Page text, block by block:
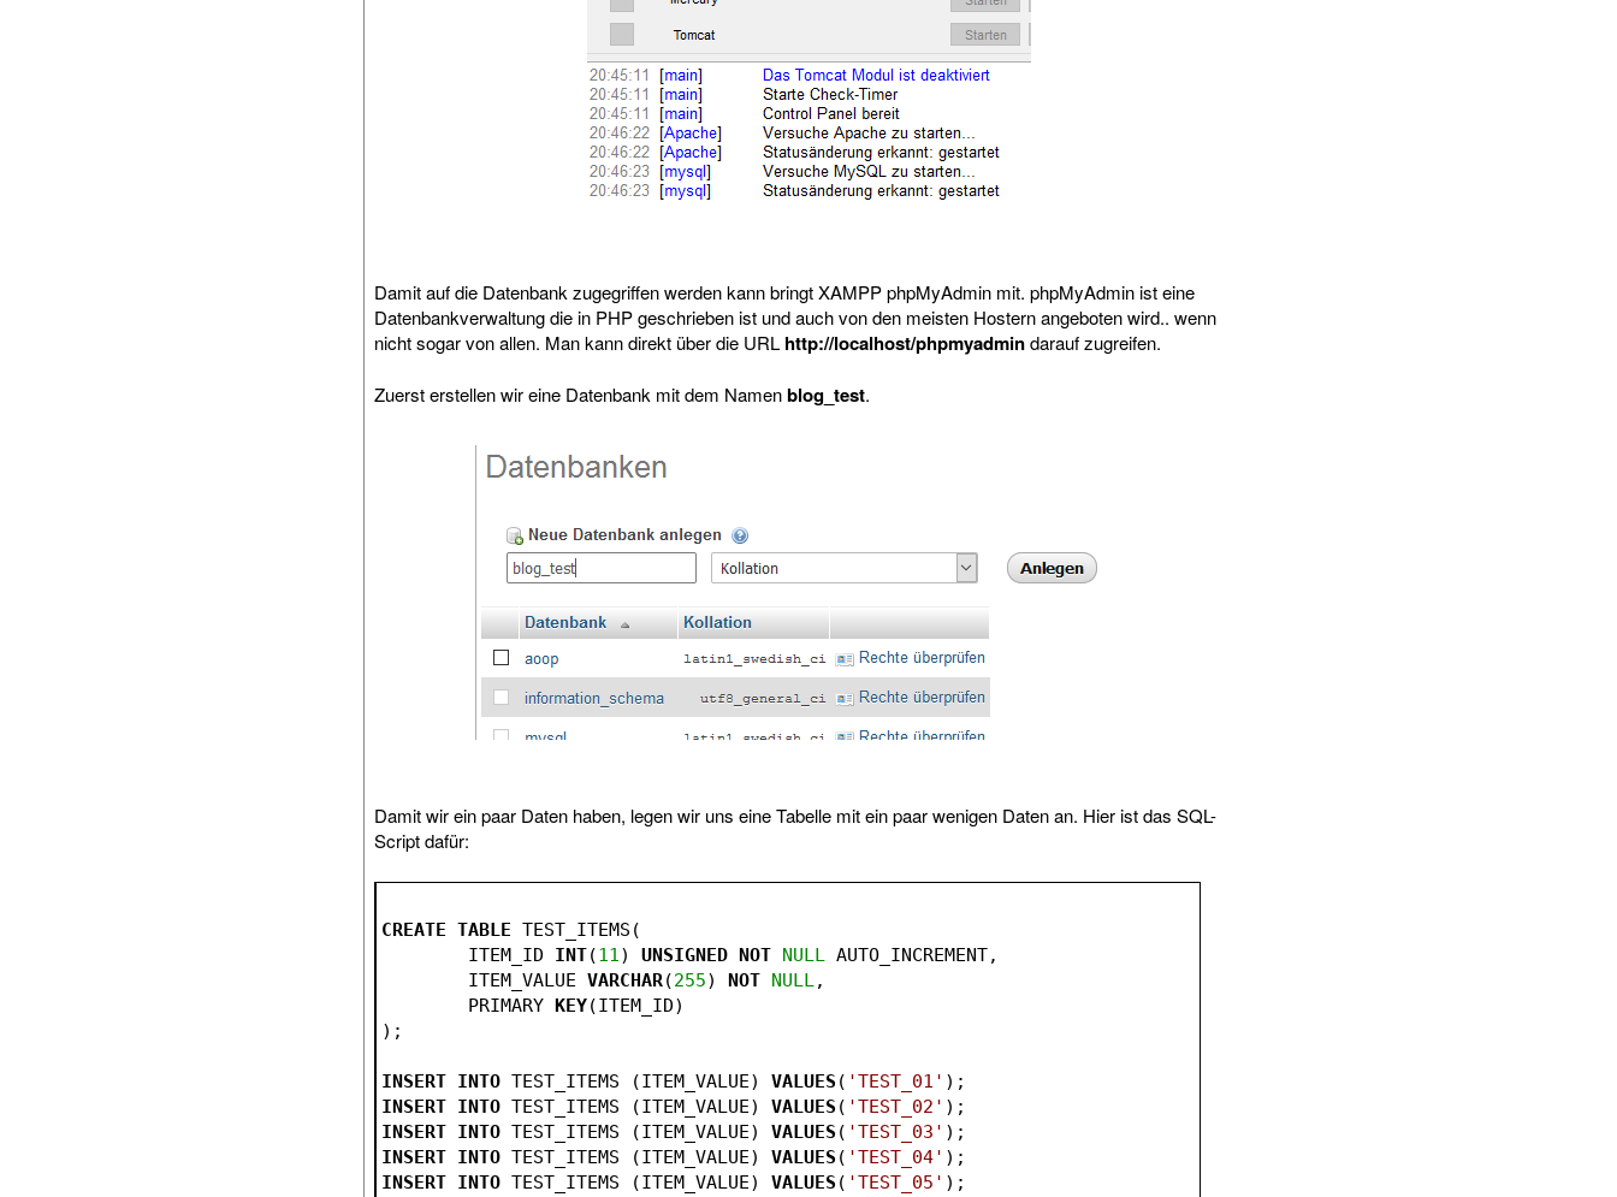
Damit auf die Datenbank zugegriffen werden kann bringt XAMPP phpMyAdmin mit. phpMyAdmin ist eine
Datenbankverwaltung die in PHP geschrieben ist und auch von den meisten Hostern angeboten wird.. wenn
nicht sogar von allen. Man kann direkt über die URL http://localhost/phpmyadmindarauf zugreifen.
Zuerst erstellen wir eine Datenbank mit dem Namenblog_test.
Damit wir ein paar Daten haben, legen wir uns eine Tabelle mit ein paar wenigen Daten an. Hier ist das SQL-
Script dafür:
CREATE TABLE TEST_ITEMS(
	ITEM_ID
INT(11) UNSIGNED NOT NULL AUTO_INCREMENT,
	ITEM_VALUE
VARCHAR(255) NOT NULL,
	PRIMARY
KEY(ITEM_ID)
);
INSERT INTO TEST_ITEMS (ITEM_VALUE) VALUES ( 'TEST_01' );
INSERT INTO TEST_ITEMS (ITEM_VALUE) VALUES ( 'TEST_02' );
INSERT INTO TEST_ITEMS (ITEM_VALUE) VALUES ( 'TEST_03' );
INSERT INTO TEST_ITEMS (ITEM_VALUE) VALUES ( 'TEST_04' );
INSERT INTO TEST_ITEMS (ITEM_VALUE) VALUES ( 'TEST_05' );